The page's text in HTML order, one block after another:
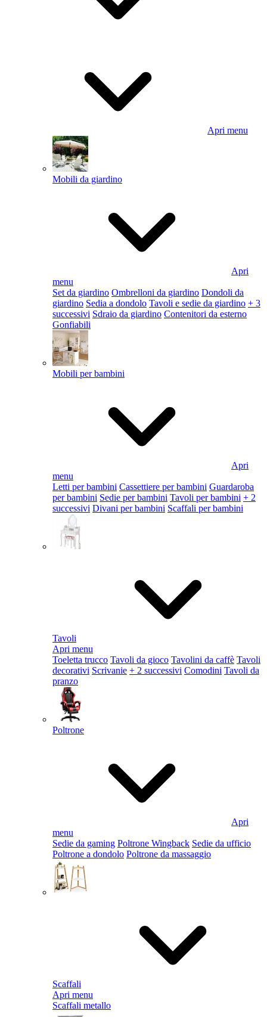
Apri menu
Mobili da giardino
Apri
menu
Set da giardino Ombrelloni da giardino Dondoli da
giardino Sedia a dondolo Tavoli e sedie da giardino + 3
successivi Sdraio da giardino Contenitori da esterno
Gonfiabili
Mobili per bambini
Apri
menu
Letti per bambini Cassettiere per bambini Guardaroba
per bambini Sedie per bambini Tavoli per bambini + 2
successivi Divani per bambini Scaffali per bambini
Tavoli
Apri menu
Toeletta trucco Tavoli da gioco Tavolini da caffè Tavoli
decorativi Scrivanie + 2 successivi Comodini Tavoli da
pranzo
Poltrone
Apri
menu
Sedie da gaming Poltrone Wingback Sedie da ufficio
Poltrone a dondolo Poltrone da massaggio
Scaffali
Apri menu
Scaffali metallo